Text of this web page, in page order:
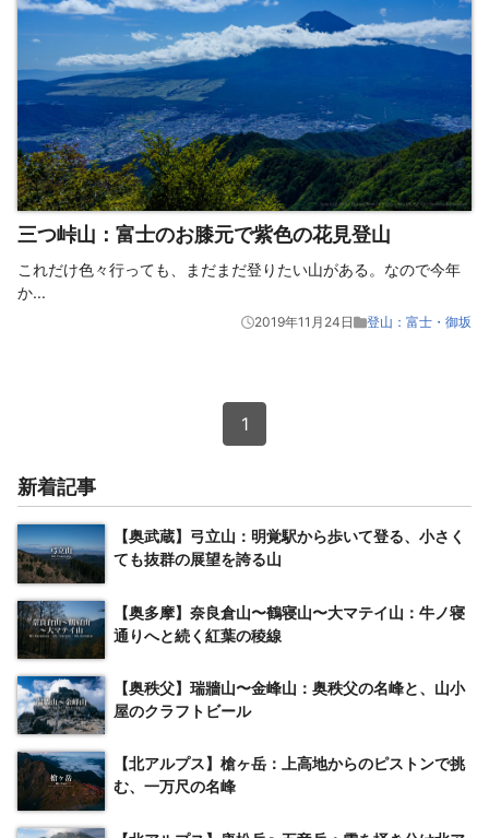
三つ峠山：富士のお膝元で紫色の花見登山
これだけ色々行っても、まだまだ登りたい山がある。なので今年
か...
2019年11月24日 登山：富士・御坂
1
新着記事
【奥武蔵】弓立山：明覚駅から歩いて登る、小さく
ても抜群の展望を誇る山
【奥多摩】奈良倉山〜鶴寝山〜大マテイ山：牛ノ寝
通りへと続く紅葉の稜線
【奥秩父】瑞牆山〜金峰山：奥秩父の名峰と、山小
屋のクラフトビール
【北アルプス】槍ヶ岳：上高地からのピストンで挑
む、一万尺の名峰